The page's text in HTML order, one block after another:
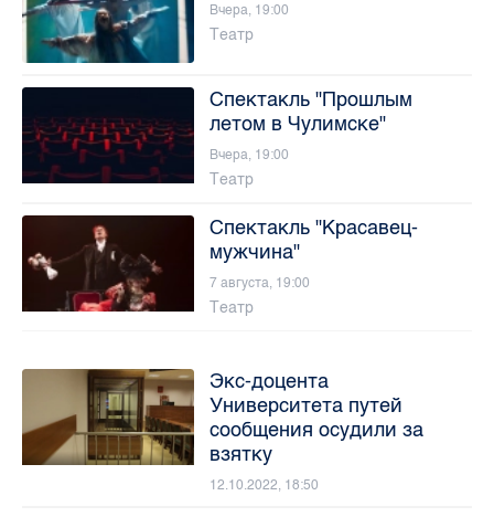
Вчера, 19:00
Театр
Спектакль "Прошлым
летом в Чулимске"
Вчера, 19:00
Театр
Спектакль "Красавец-
мужчина"
7 августа, 19:00
Театр
Экс-доцента
Университета путей
сообщения осудили за
взятку
12.10.2022, 18:50